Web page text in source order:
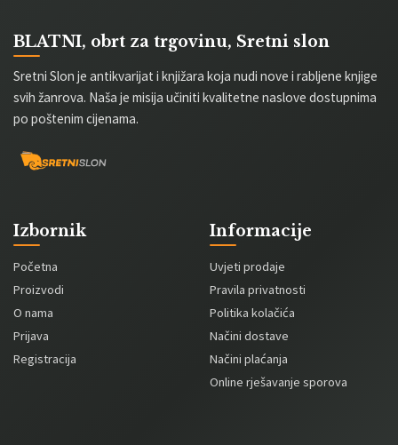
BLATNI, obrt za trgovinu, Sretni slon
Sretni Slon je antikvarijat i knjižara koja nudi nove i rabljene knjige
svih žanrova. Naša je misija učiniti kvalitetne naslove dostupnima
po poštenim cijenama.
Izbornik
Početna
Proizvodi
O nama
Prijava
Registracija
Informacije
Uvjeti prodaje
Pravila privatnosti
Politika kolačića
Načini dostave
Načini plaćanja
Online rješavanje sporova